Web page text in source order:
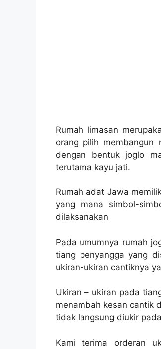
Rumah limasan
orang pilih membangun
dengan bentuk joglo
terutama kayu jati.
Rumah adat Jawa
yang mana simbol-
dilaksanakan
Pada umumnya rumah
tiang penyangga yang
ukiran-ukiran cantiknya
Ukiran – ukiran pada
menambah kesan cantik
tidak langsung diukir
Kami terima orderan